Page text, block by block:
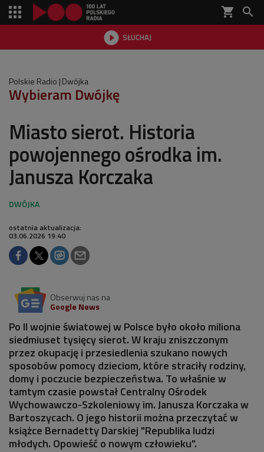
shopping_cart 
 SŁUCHAJ

Polskie Radio Dwójka
Wybieram Dwójkę
Miasto sierot. Historia
powojennego ośrodka im.
Janusza Korczaka
ostatnia aktualizacja:
03.06.2026 19:40
Obserwuj nas na
Google News
Po II wojnie światowej w Polsce było około miliona
siedmiuset tysięcy sierot. W kraju zniszczonym
przez okupację i przesiedlenia szukano nowych
sposobów pomocy dzieciom, które straciły rodziny,
domy i poczucie bezpieczeństwa. To właśnie w
tamtym czasie powstał Centralny Ośrodek
Wychowawczo-Szkoleniowy im. Janusza Korczaka w
Bartoszycach. O jego historii można przeczytać w
książce Bernadetty Darskiej "Republika ludzi
młodych. Opowieść o nowym człowieku".